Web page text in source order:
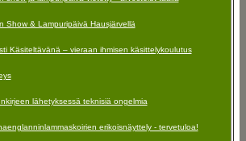
Show & Lampuripäivä Hausjärvellä
Käsiteltävänä – vieraan ihmisen käsittelykoulutus
lähetyksessä teknisiä ongelmia
erikoisnäyttely - tervetuloa!